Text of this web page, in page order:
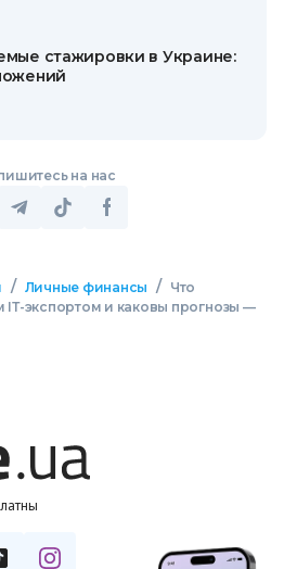
стажировки в Украине:
на нас
/ Личные финансы /
Что
экспортом и каковы прогнозы —